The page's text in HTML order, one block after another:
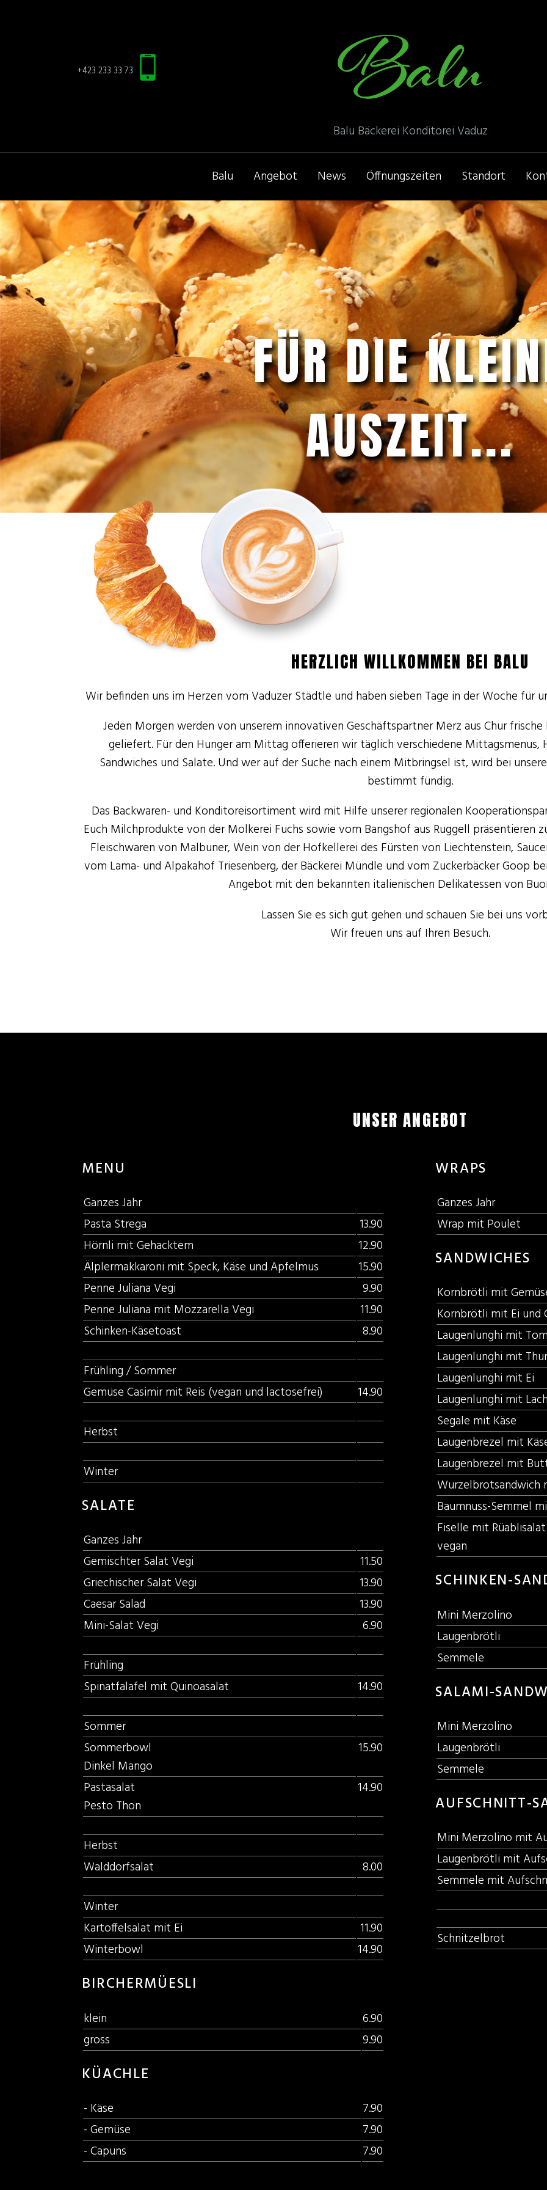
+423 233 33 73
Balu Bäckerei Konditorei Vaduz
Balu Angebot News Öffnungszeiten Standort
FÜR DIE
AUSZEIT...
HERZLICH WILLKOMMEN BEI BALU
Wir befinden uns im Herzen vom Vaduzer Städtle und haben sieben Tage in der Woche für
Jeden Morgen werden von unserem innovativen Geschäftspartner Merz aus Chur
geliefert. Für den Hunger am Mittag offerieren wir täglich verschiedene Mittagsmenus,
Sandwiches und Salate. Und wer auf der Suche nach einem Mitbringsel ist, wird bei
bestimmt fündig.
Das Backwaren- und Konditoreisortiment wird mit Hilfe unserer regionalen
Euch Milchprodukte von der Molkerei Fuchs sowie vom Bangshof aus Ruggell präsentieren
Fleischwaren von Malbuner, Wein von der Hofkellerei des Fürsten von Liechtenstein,
vom Lama- und Alpakahof Triesenberg, der Bäckerei Mündle und vom Zuckerbäcker Goop
Angebot mit den bekannten italienischen Delikatessen von
Lassen Sie es sich gut gehen und schauen Sie bei uns
Wir freuen uns auf Ihren Besuch.
UNSER ANGEBOT
MENU
Ganzes Jahr
Pasta Strega
13.90
Hörnli mit Gehacktem
12.90
Älplermakkaroni mit Speck, Käse und Apfelmus
15.90
Penne Juliana Vegi
9.90
Penne Juliana mit Mozzarella Vegi
11.90
Schinken-Käsetoast
8.90
Frühling / Sommer
Gemüse Casimir mit Reis (vegan und lactosefrei)
14.90
Herbst
Winter
SALATE
Ganzes Jahr
Gemischter Salat Vegi
11.50
Griechischer Salat Vegi
13.90
Caesar Salad
13.90
Mini-Salat Vegi
6.90
Frühling
Spinatfalafel mit Quinoasalat
14.90
Sommer
Sommerbowl
Dinkel Mango
15.90
Pastasalat
Pesto Thon
14.90
Herbst
Walddorfsalat
8.00
Winter
Kartoffelsalat mit Ei
11.90
Winterbowl
14.90
BIRCHERMÜESLI
klein
6.90
gross
9.90
KÜACHLE
- Käse
7.90
- Gemüse
7.90
- Capuns
7.90
WRAPS
Ganzes Jahr
Wrap mit Poulet
SANDWICHES
Kornbrötli mit
Kornbrötli mit Ei und
Laugenlunghi mit
Laugenlunghi mit
Laugenlunghi mit Ei
Laugenlunghi mit
Segale mit Käse
Laugenbrezel mit
Laugenbrezel mit
Wurzelbrotsandwich
Baumnuss-Semmel
Fiselle mit
vegan
SCHINKEN-
Mini Merzolino
Laugenbrötli
Semmele
SALAMI-
Mini Merzolino
Laugenbrötli
Semmele
AUFSCHNITT-
Mini Merzolino mit
Laugenbrötli mit
Semmele mit
Schnitzelbrot